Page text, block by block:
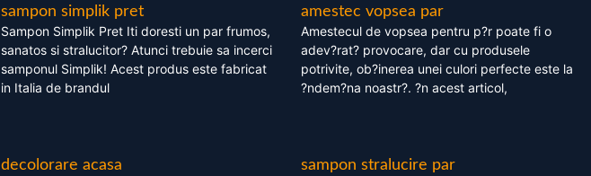
sampon simplik pret
Sampon Simplik Pret Iti doresti un par frumos,
sanatos si stralucitor? Atunci trebuie sa incerci
samponul Simplik! Acest produs este fabricat
in Italia de brandul
amestec vopsea par
Amestecul de vopsea pentru p?r poate fi o
adev?rat? provocare, dar cu produsele
potrivite, ob?inerea unei culori perfecte este la
?ndem?na noastr?. ?n acest articol,
decolorare acasa sampon stralucire par